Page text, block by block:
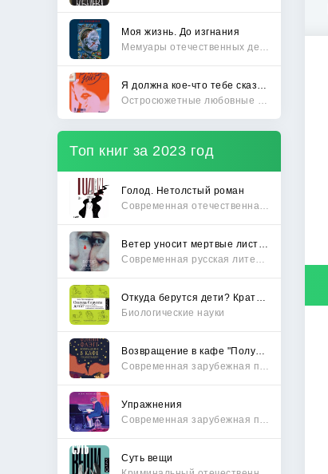
Моя жизнь. До изгнания
Топ книг за 2023 год
Голод. Нетолстый роман
Биологические науки
Упражнения
Суть вещи